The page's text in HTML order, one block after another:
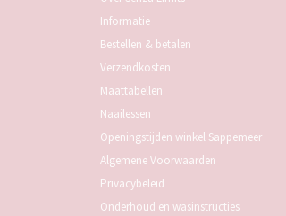
Informatie
Bestellen & betalen
Verzendkosten
Maattabellen
Naailessen
Openingstijden winkel Sappemeer
Algemene Voorwaarden
Privacybeleid
Onderhoud en wasinstructies